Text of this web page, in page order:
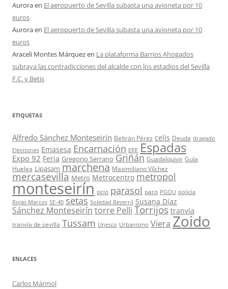
Auroraen El aeropuerto de Sevilla subasta una avioneta por 10
euros
Auroraen El aeropuerto de Sevilla subasta una avioneta por 10
euros
Araceli Montes Márquezen La plataforma Barrios Ahogados
subraya las contradicciones del alcalde con los estadios del Sevilla
F.C. y Betis
ETIQUETAS
Alfredo Sánchez Monteseirín Beltrán Pérez celis Deuda dragado
Elecciones Emasesa Encarnación ERE Espadas
Expo 92 Feria Gregorio Serrano Griñán Guadalquivir Guía
Huelga Lipasam marchena Maximiliano Vílchez
mercasevilla Metro Metrocentro metropol
monteseirín ocio parasol paro PGOU policía
Rojas Marcos SE-40 setas Soledad Becerril Susana Díaz
Sánchez Monteseirín torre Pelli Torrijos tranvía
tranvía de sevilla Tussam Unesco Urbanismo Viera Zoido
ENLACES
Carlos Mármol